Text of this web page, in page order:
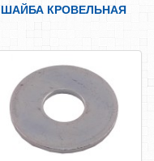
ШАЙБА КРОВЕЛЬНАЯ